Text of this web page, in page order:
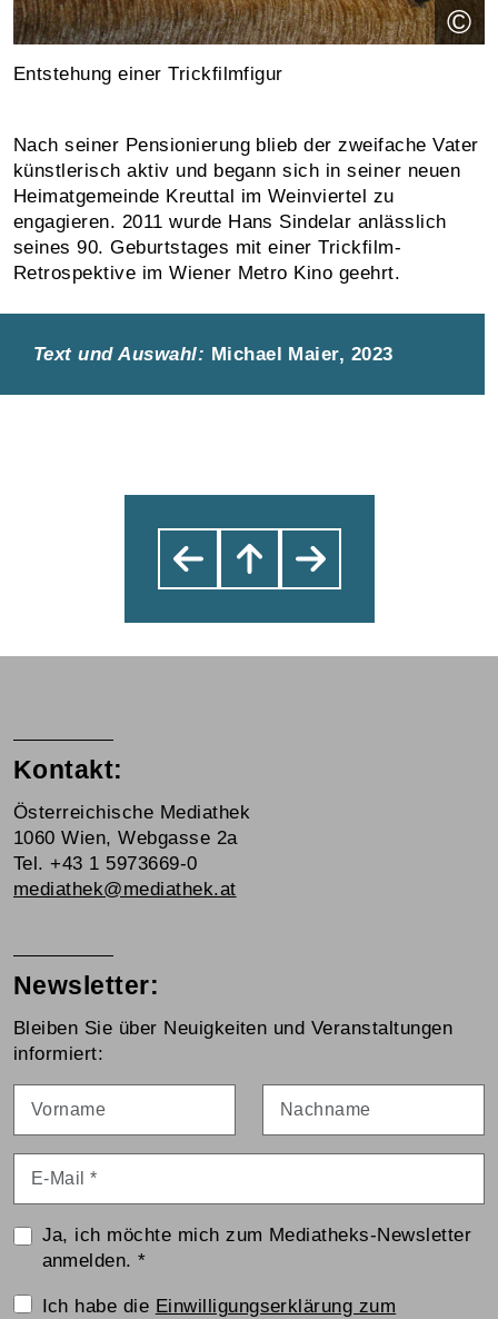
©
Entstehung einer Trickfilmfigur
Nach seiner Pensionierung blieb der zweifache Vater
künstlerisch aktiv und begann sich in seiner neuen
Heimatgemeinde Kreuttal im Weinviertel zu
engagieren. 2011 wurde Hans Sindelar anlässlich
seines 90. Geburtstages mit einer Trickfilm-
Retrospektive im Wiener Metro Kino geehrt.
Text und Auswahl: Michael Maier, 2023
Kontakt:
Österreichische Mediathek
1060 Wien, Webgasse 2a
Tel. +43 1 5973669-0
mediathek@mediathek.at
Newsletter:
Bleiben Sie über Neuigkeiten und Veranstaltungen
informiert:
Ja, ich möchte mich zum Mediatheks-Newsletter
anmelden.*
Einwilligungserklärung
Ich habe die Einwilligungserklärung zum